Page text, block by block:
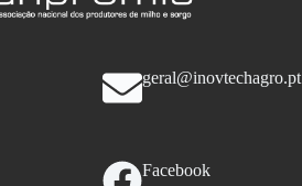
geral@inovtechagro.pt
Facebook